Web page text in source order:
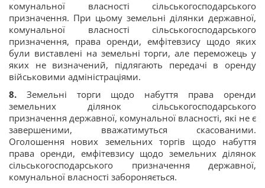
комунальної власності сільськогосподарського
призначення. При цьому земельні ділянки державної,
комунальної власності сільськогосподарського
призначення, права оренди, емфітевзису щодо яких
були виставлені на земельні торги, але переможець у
яких не визначений, підлягають передачі в оренду
військовими адміністраціями.
8. Земельні торги щодо набуття права оренди
земельних ділянок сільськогосподарського
призначення державної, комунальної власності, які не є
завершеними, вважатимуться скасованими.
Оголошення нових земельних торгів щодо набуття
права оренди, емфітевзису щодо земельних ділянок
сільськогосподарського призначення державної,
комунальної власності забороняється.